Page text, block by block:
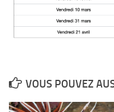
Plouf
VOUS POUVEZ